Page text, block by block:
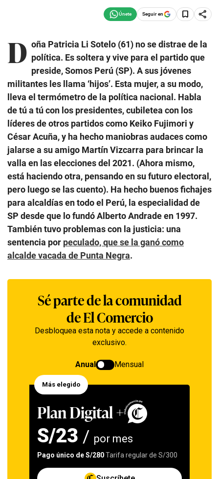
Seguir en
D oña Patricia Li Sotelo (61) no se distrae de la
política. Es soltera y vive para el partido que
preside, Somos Perú (SP). A sus jóvenes
militantes les llama ‘hijos’. Esta mujer, a su modo,
lleva el termómetro de la política nacional. Habla
de tú a tú con los presidentes, cubiletea con los
líderes de otros partidos como Keiko Fujimori y
César Acuña, y ha hecho maniobras audaces como
jalarse a su amigo Martín Vizcarra para brincar la
valla en las elecciones del 2021. (Ahora mismo,
está haciendo otra, pensando en su futuro electoral,
pero luego se las cuento). Ha hecho buenos fichajes
para alcaldías en todo el Perú, la especialidad de
SP desde que lo fundó Alberto Andrade en 1997.
También tuvo problemas con la justicia: una
sentencia por peculado, que se la ganó como
alcalde vacada de Punta Negra.